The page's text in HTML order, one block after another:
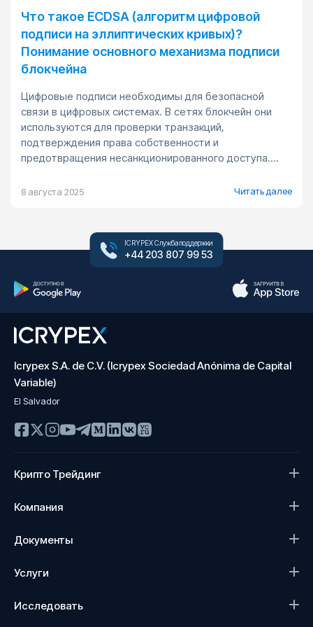
Что такое ECDSA (алгоритм цифровой
подписи на эллиптических кривых)?
Понимание основного механизма подписи
блокчейна
Цифровые подписи необходимы для безопасной
связи в цифровых системах. В сетях блокчейн они
используются для проверки транзакций,
подтверждения права собственности и
предотвращения несанкционированного доступа....
8 августа 2025 Читать далее
ICRYPEX Служба поддержки
+44 203 807 99 53
Icrypex S.A. de C.V. (Icrypex Sociedad Anónima de Capital
Variable)
El Salvador
Крипто Трейдинг
Компания
Документы
Услуги
Исследовать